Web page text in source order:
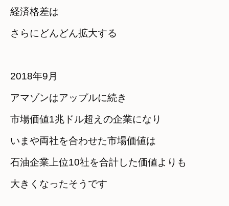
経済格差は
さらにどんどん拡大する
2018年9月
アマゾンはアップルに続き
市場価値1兆ドル超えの企業になり
いまや両社を合わせた市場価値は
石油企業上位10社を合計した価値よりも
大きくなったそうです